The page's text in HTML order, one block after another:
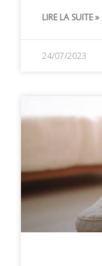
LIRE LA SUITE »
24/07/2023